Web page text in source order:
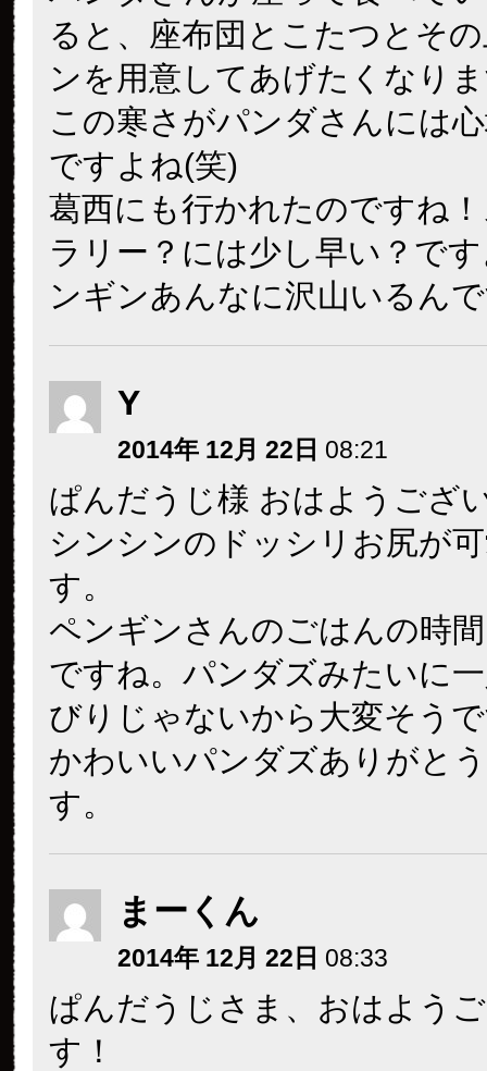
ると、座布団とこたつとそ
ンを用意してあげたくなり
この寒さがパンダさんには
ですよね(笑)
葛西にも行かれたのですね
ラリー？には少し早い？で
ンギンあんなに沢山いるん
Y
2014年 12月 22日 08:21
ぱんだうじ様 おはようござ
シンシンのドッシリお尻が
す。
ペンギンさんのごはんの時
ですね。パンダズみたいに
びりじゃないから大変そう
かわいいパンダズありがと
す。
まーくん
2014年 12月 22日 08:33
ぱんだうじさま、おはよう
す！